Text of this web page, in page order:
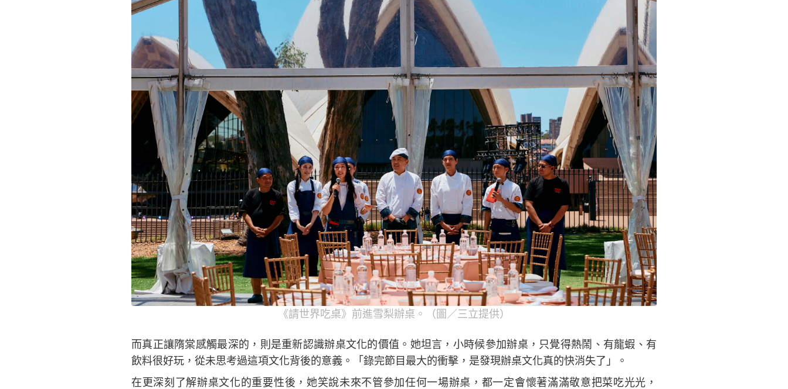
《請世界吃桌》前進雪梨辦桌。（圖／三立提供）
而真正讓隋棠感觸最深的，則是重新認識辦桌文化的價值。她坦言，小時候參加辦桌，只覺得熱鬧、有龍蝦、有
飲料很好玩，從未思考過這項文化背後的意義。「錄完節目最大的衝擊，是發現辦桌文化真的快消失了」。
在更深刻了解辦桌文化的重要性後，她笑說未來不管參加任何一場辦桌，都一定會懷著滿滿敬意把菜吃光光，